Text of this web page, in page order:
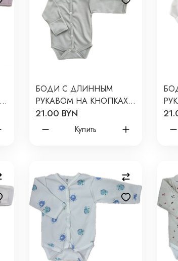
БОДИ С ДЛИННЫМ
РУКАВОМ НА КНОПКАХ
56-62 СМ ЦВЕТ: СЕРЫЙ
21.00 BYN
Купить